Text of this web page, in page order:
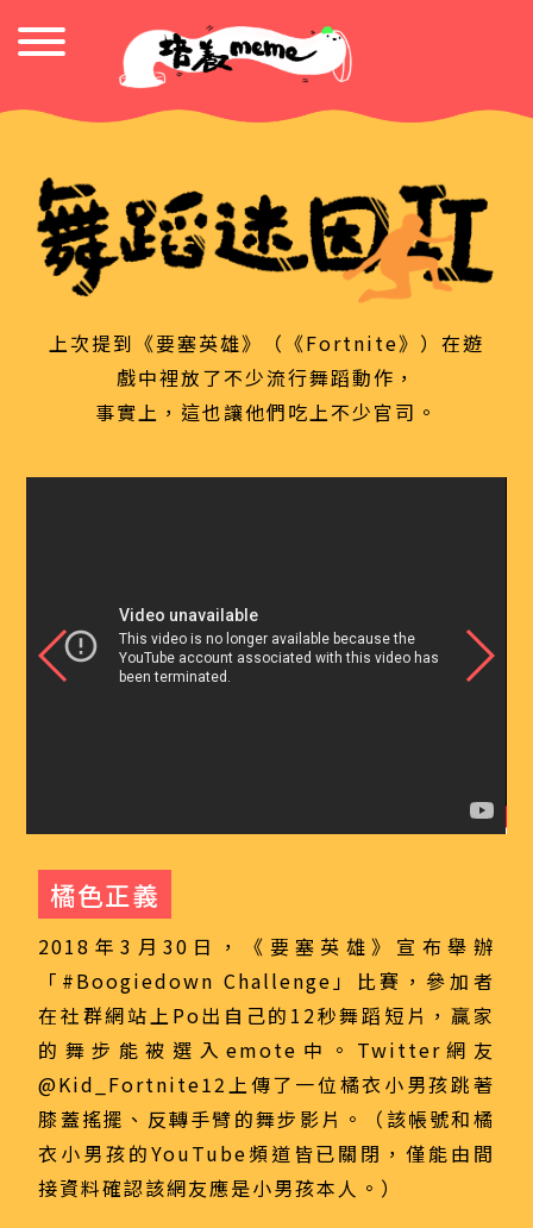
上次提到《要塞英雄》（《Fortnite》）在遊
戲中裡放了不少流行舞蹈動作，
事實上，這也讓他們吃上不少官司。
橘色正義
2018年3月30日，《要塞英雄》宣布舉辦
「#Boogiedown Challenge」比賽，參加者
在社群網站上Po出自己的12秒舞蹈短片，贏家
的舞步能被選入emote中。Twitter網友
@Kid_Fortnite12上傳了一位橘衣小男孩跳著
膝蓋搖擺、反轉手臂的舞步影片。（該帳號和橘
衣小男孩的YouTube頻道皆已關閉，僅能由間
接資料確認該網友應是小男孩本人。）